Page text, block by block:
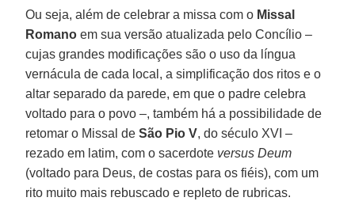
Ou seja, além de celebrar a missa com o Missal
Romano em sua versão atualizada pelo Concílio –
cujas grandes modificações são o uso da língua
vernácula de cada local, a simplificação dos ritos e o
altar separado da parede, em que o padre celebra
voltado para o povo –, também há a possibilidade de
retomar o Missal deSão Pio V, do século XVI –
rezado em latim, com o sacerdote versus Deum
(voltado para Deus, de costas para os fiéis), com um
rito muito mais rebuscado e repleto de rubricas.